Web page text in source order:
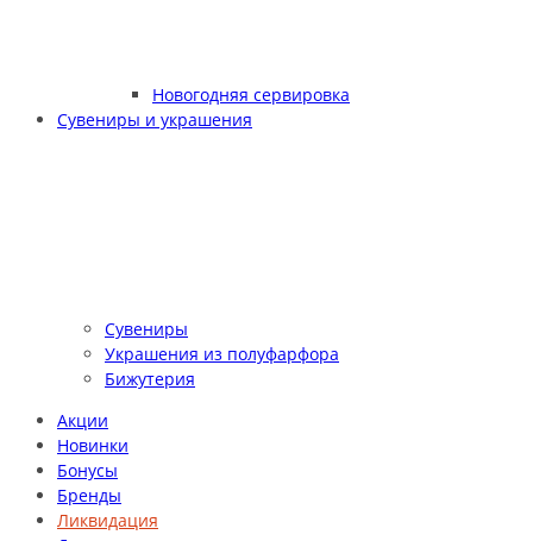
Новогодняя сервировка
Сувениры и украшения
Сувениры
Украшения из полуфарфора
Бижутерия
Акции
Новинки
Бонусы
Бренды
Ликвидация